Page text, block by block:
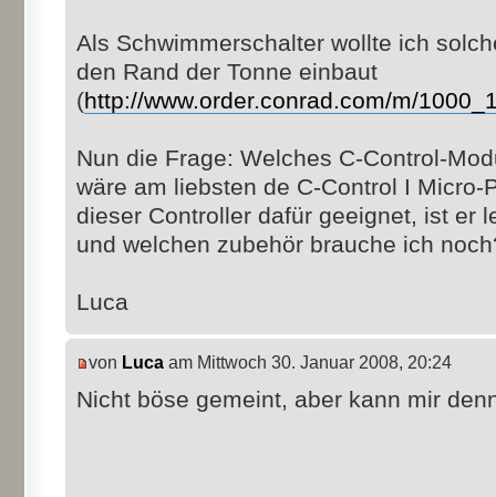
Als Schwimmerschalter wollte ich
den Rand der Tonne einbaut
(http://www.order.conrad.com/m/
Nun die Frage: Welches C-Control-
wäre am liebsten de C-Control I Micro-
dieser Controller dafür geeignet, ist er
und welchen zubehör brauche ich
Luca
von Luca am Mittwoch 30. Januar 2008, 20:24
Nicht böse gemeint, aber kann mir